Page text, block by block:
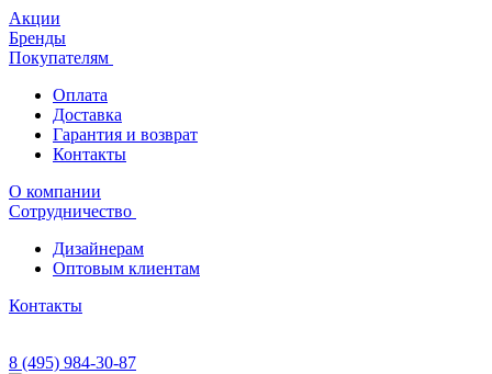
Акции
Бренды
Покупателям
Оплата
Доставка
Гарантия и возврат
Контакты
О компании
Сотрудничество
Дизайнерам
Оптовым клиентам
Контакты
8 (495) 984-30-87